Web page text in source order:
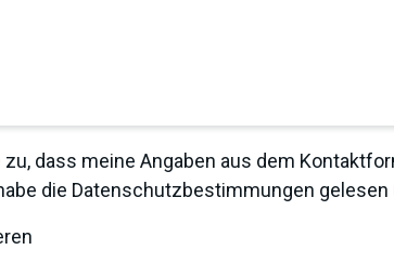
dass meine Angaben aus dem
die Datenschutzbestimmungen gelesen